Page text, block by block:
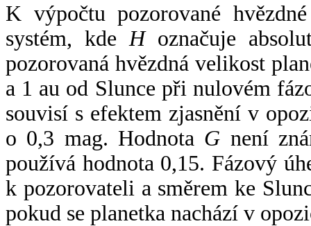
K výpočtu pozorované
systém, kde Hoznačuje
pozorovaná hvězdná velikost
a 1 au od Slunce při nulovém
souvisí s efektem zjasnění v
o 0,3 mag. Hodnota G není
používá hodnota 0,15. Fázový
k pozorovateli a směrem ke
pokud se planetka nachází v